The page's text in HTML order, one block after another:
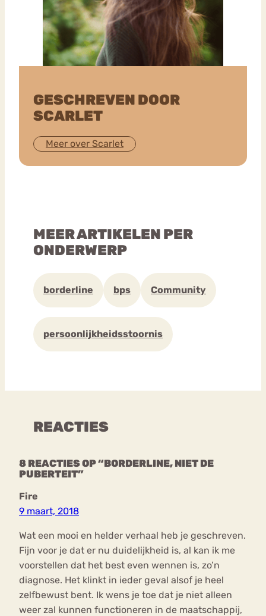
GESCHREVEN DOOR
SCARLET
Meer over Scarlet
MEER ARTIKELEN PER
ONDERWERP
borderline bps Community
persoonlijkheidsstoornis
REACTIES
8 REACTIES OP “BORDERLINE, NIET DE
PUBERTEIT”
Fire
9 maart, 2018
Wat een mooi en helder verhaal heb je geschreven.
Fijn voor je dat er nu duidelijkheid is, al kan ik me
voorstellen dat het best even wennen is, zo’n
diagnose. Het klinkt in ieder geval alsof je heel
zelfbewust bent. Ik wens je toe dat je niet alleen
weer zal kunnen functioneren in de maatschappij,